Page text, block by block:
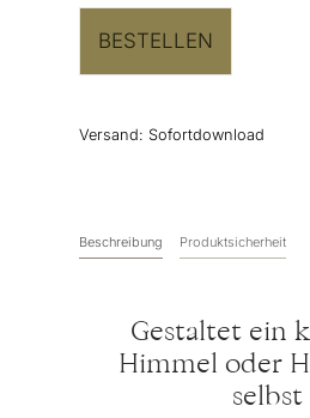
BESTELLEN
Versand: Sofortdownload
Beschreibung Produktsicherheit
Gestaltet ein
Himmel oder
selbst